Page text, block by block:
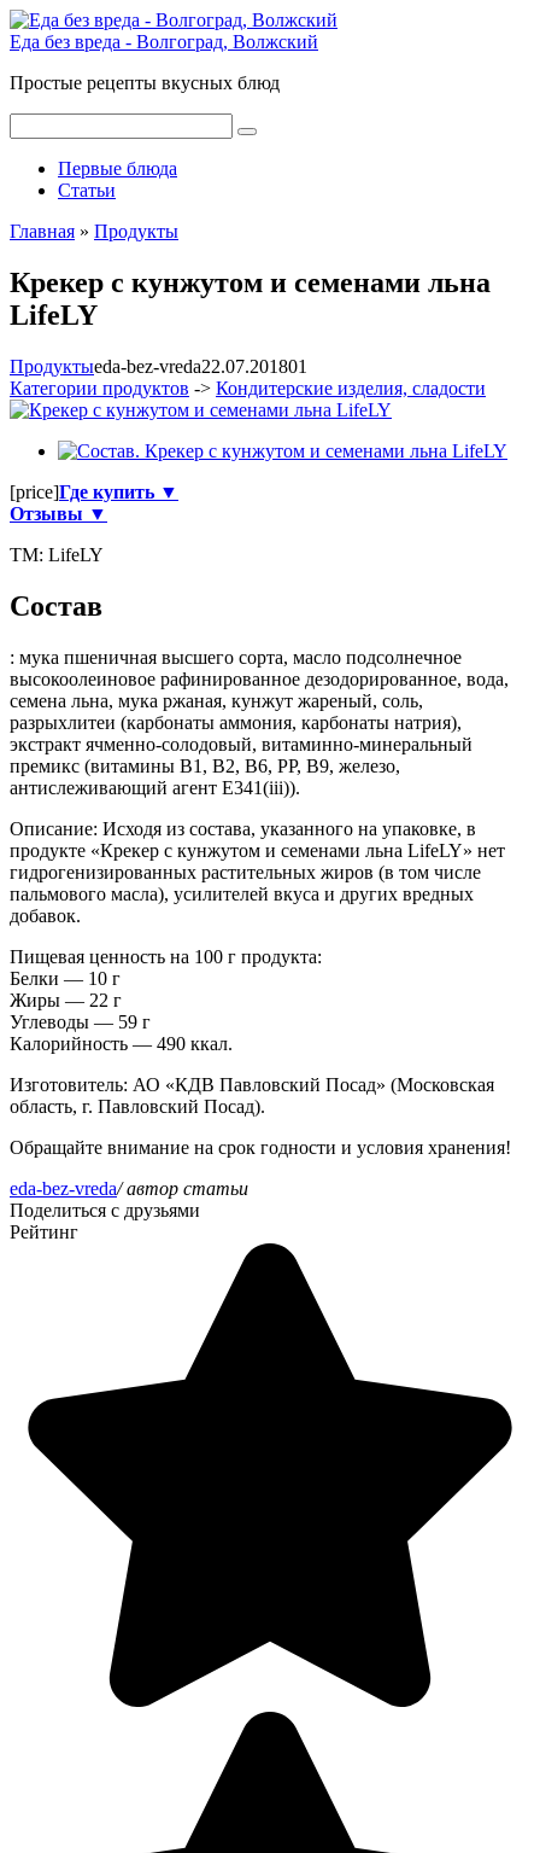
Перейти
к
Еда без вреда - Волгоград, Волжский
Простые рецепты вкусных блюд
Первые блюда
Статьи
Главная » Продукты
Крекер с кунжутом и семенами льна
LifeLY
Продуктыeda-bez-vreda22.07.201801
Категории продуктов -> Кондитерские изделия, сладости
[price]Где купить ▼
Отзывы ▼
ТМ: LifeLY
Состав
: мука пшеничная высшего сорта, масло подсолнечное
высокоолеиновое рафинированное дезодорированное, вода,
семена льна, мука ржаная, кунжут жареный, соль,
разрыхлитеи (карбонаты аммония, карбонаты натрия),
экстракт ячменно-солодовый, витаминно-минеральный
премикс (витамины B1, B2, B6, PP, B9, железо,
антислеживающий агент E341(iii)).
Описание: Исходя из состава, указанного на упаковке, в
продукте «Крекер с кунжутом и семенами льна LifeLY» нет
гидрогенизированных растительных жиров (в том числе
пальмового масла), усилителей вкуса и других вредных
добавок.
Пищевая ценность на 100 г продукта:
Белки — 10 г
Жиры — 22 г
Углеводы — 59 г
Калорийность — 490 ккал.
Изготовитель: АО «КДВ Павловский Посад» (Московская
область, г. Павловский Посад).
Обращайте внимание на срок годности и условия хранения!
eda-bez-vreda/ автор статьи
Поделиться с друзьями
Рейтинг